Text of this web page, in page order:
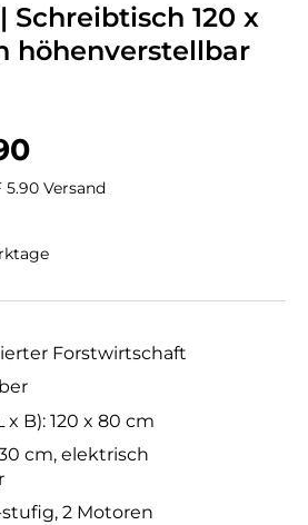
Schreibtisch 120 x
höhenverstellbar
5.90 Versand
Forstwirtschaft
B): 120 x 80 cm
cm, elektrisch
2 Motoren